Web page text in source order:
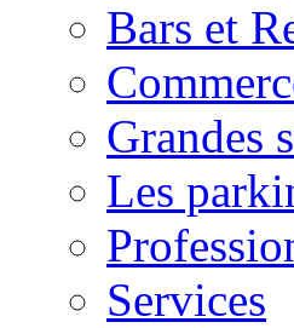
Bars et
Grandes
Les
Services